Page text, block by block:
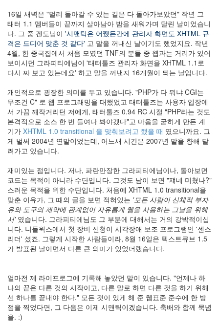
16일 새벽은 "멀리 돌아갈 수 있는 길은 다 돌아가보았던" 작년 그
태터 1.1 멤버들이 끝까지 살아남아 밤을 새워가며 달린 날이었습니
다. 그 중 겐도님이 '시맨틱은 어쨌든간에 관리자 화면도 XHTML 규
격은 드디어 맞춘 것 같다' 고 말을 꺼내신 날이기도 했었지요. 작년
4월, 한 중국집에서 처음 모였던 TNF의 분들 중 웹과는 거리가 있어
보이시던 그라피티에님이 '태터툴즈 관리자 화면을 XHTML 1.1로
다시 짜 보고 있는데요' 하고 말을 꺼낸지 16개월이 되는 날입니다.
개인적으로 굉장한 의미를 두고 있습니다. "PHP가 다 뭐냐 CGI는
무조건 C" 로 웹 프로그래밍을 대했었고 태터툴즈는 사용자 입장에
서 가끔 깨작거리던 저에게, 태터툴즈 0.94 RC 시절 "PHP라는 것도
본격적으로 소스 한 번 들여다 봐야겠다"고 마음을 굳히게 만든 계
기가 XHTML 1.0 transitional 을 맞춰보려고 했을 때 였으니까요. 그
게 벌써 2004년 연말이었는데, 어느새 시간은 2007년 말을 향해 달
려가고 있습니다.
재미있는 점입니다. 저나, 파란만장한 그라피티에님이나, 돌아보면
코드는 목적이 아니라 수단입니다. 그것도 남이 보면 "쟤네 미쳤나?"
스러운 목적을 위한 수단입니다. 처음에 XHTML 1.0 transitional을
맞춘 이유가, 그 때의 글을 보면 적혀있는 '모든 사람이 신체적 부자
유와 도구의 제약에 관계없이 자유롭게 웹을 사용하는 그날을 위해
서'였습니다. 그라피티에님도 그 부분에 대해서는 거의 강박적이십
니다. 니들웍스에서 첫 장비 신청이 시각장애 보조 프로그램인 '센스
리더' 셨죠. 그렇게 시작한 사람들이라, 8월 16일은 텍스트큐브 1.5
가 발표된 날이면서 다른 큰 의미가 있었더랬습니다.
얼마전 제 라이프로그에 기록해 놓았던 말이 있습니다. "언제나 하
나의 끝은 다른 것의 시작이고, 다른 말로 하면 다른 것을 하기 위해
선 하나를 끝내야 한다." 모든 것이 있게 해 준 웹표준 준수에 한 방
점을 찍었다면, 그 다음은 이제 시맨틱이겠습니다. 축배와 함께 묵념
을. :)